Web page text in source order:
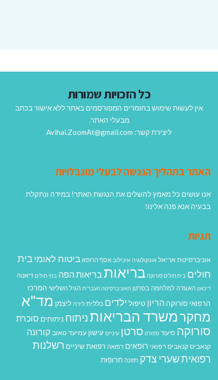
כל הזכויות שמורות
אין לעשות שימוש בחומרים המפורסמים באתר ללא אישור בכתב
מבעלי האתר.
ליצירת קשר: Avihai.ZoomAt@gmail.com
האתר בתהליך הנגשה לבעלי מוגבלויות
אנו עושים כל מאמץ להשלים את הנגשת האתר! במידה ונתקלת
בבעיה אנא פנה אלינו!
תגיות
אוניברסיטת אריאל אונקולוגיה איכילוב אסף הרופא ביטוח לאומיבית
חולים בית חולים סורוקה בריאותבריאות הפה בתי חולים דיאטה
דיכאון האגודה למלחמה בסרטן האוניברסיטה העברית הגיל השלישי המרכז
הרפואי סורוקה הריון טיפול ילדים כללית לידה ליצמן מד"א
מחקרמשרד הבריאותניתוח ניתוחים סוכרת
סורוקה סיעוד ספורט סרטן עיניים עישון עמיעד טאוב קורונה
קנאביסקנאביס רפואי רופאים רפואה רפואת שיניים רשלנות
רפואיתשערי צדק תזונה תרופות